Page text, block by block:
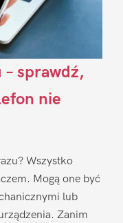
sprawdź,
nie
Wszystko
Mogą one być
lub
Zanim